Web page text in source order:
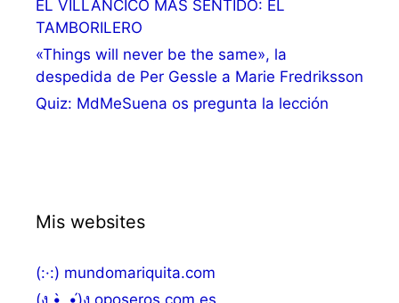
EL VILLANCICO MÁS SENTIDO: EL
TAMBORILERO
«Things will never be the same», la
despedida de Per Gessle a Marie Fredriksson
Quiz: MdMeSuena os pregunta la lección
Mis websites
(:·:) mundomariquita.com